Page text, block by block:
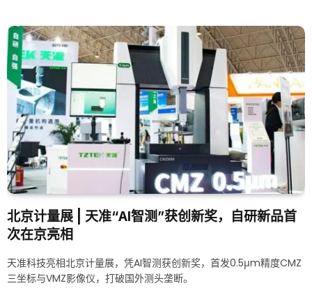
北京计量展 | 天准“AI智测”获创新奖，自研新品首
次在京亮相
天准科技亮相北京计量展，凭AI智测获创新奖，首发0.5μm精度CMZ
三坐标与VMZ影像仪，打破国外测头垄断。